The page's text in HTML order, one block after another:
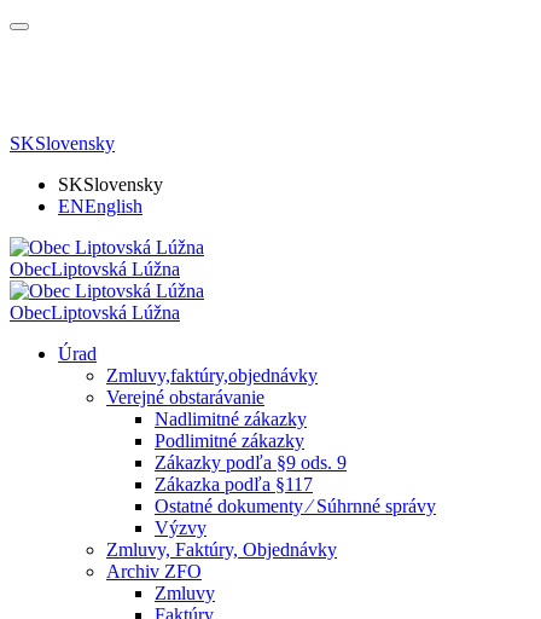
SKSlovensky
SKSlovensky
ENEnglish
ObecLiptovská Lúžna
ObecLiptovská Lúžna
Úrad
Zmluvy,faktúry,objednávky
Verejné obstarávanie
Nadlimitné zákazky
Podlimitné zákazky
Zákazky podľa §9 ods. 9
Zákazka podľa §117
Ostatné dokumenty ⁄ Súhrnné správy
Výzvy
Zmluvy, Faktúry, Objednávky
Archiv ZFO
Zmluvy
Faktúry